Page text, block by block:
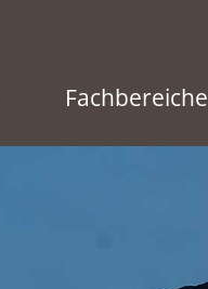
Fachbereiche